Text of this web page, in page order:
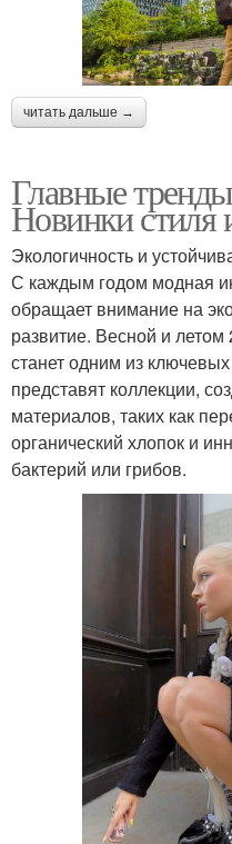
читать дальше →
Главные
Новинки стиля
Экологичность и
С каждым годом модная
обращает внимание на
развитие. Весной и
станет одним из
представят коллекции,
материалов, таких как
органический хлопок и
бактерий или грибов.